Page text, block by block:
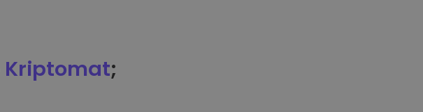
Kriptomat;